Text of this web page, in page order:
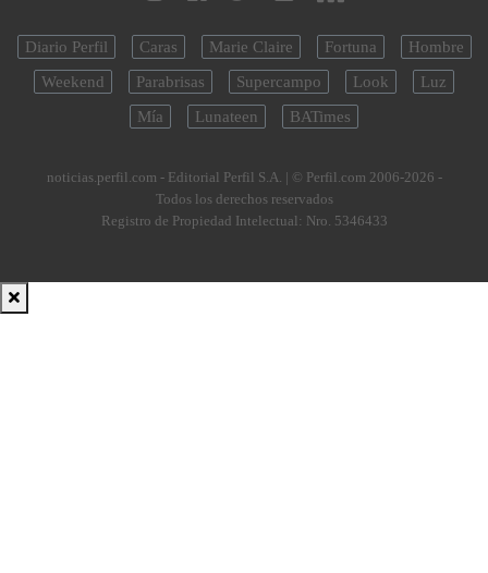
Diario Perfil Caras Marie Claire Fortuna
Hombre
Weekend
Parabrisas Supercampo Look
Luz
Mía
Lunateen BATimes
noticias.perfil.com - Editorial Perfil S.A. | © Perfil.com 2006-2026 -
Todos los derechos reservados
Registro de Propiedad Intelectual: Nro. 5346433